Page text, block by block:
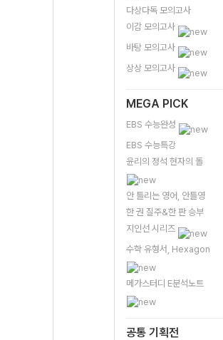
다상다독 모의고사
이감 모의고사
바탕 모의고사
상상 모의고사
MEGA PICK
EBS 수능완성
EBS 수능특강
윤리의 정석 현자의 돌
안 틀리는 영어, 안틀영
한 권 질주&한 판 승부
지인선 시리즈
수학 유형서, Hexagon
메가스터디 E분석노트
공통 기획전